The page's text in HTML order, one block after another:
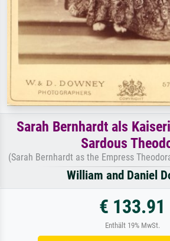
Sarah Bernhardt als
Sardous
(Sarah Bernhardt as the Empress
William and Daniel
€ 133.91
Enthält 19% MwSt.